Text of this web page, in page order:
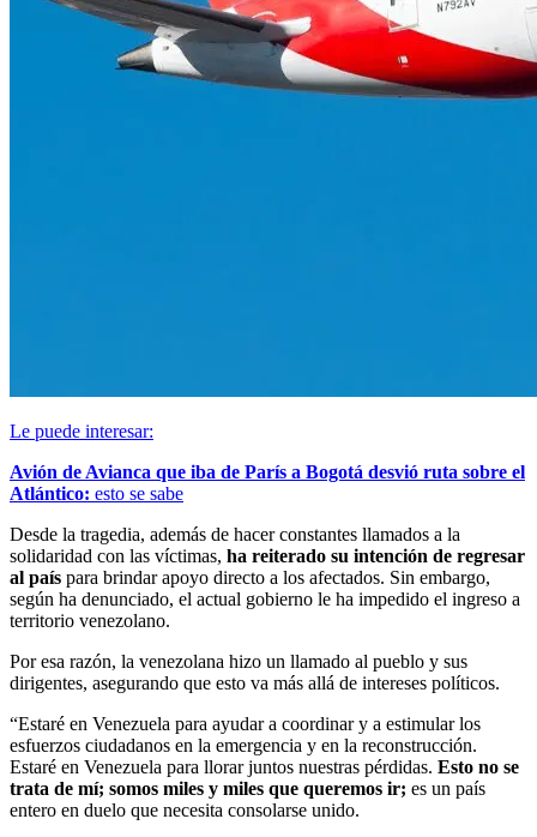
Le puede interesar:
Avión de Avianca que iba de París a Bogotá desvió ruta sobre el
Atlántico: esto se sabe
Desde la tragedia, además de hacer constantes llamados a la
solidaridad con las víctimas, ha reiterado su intención de regresar
al país para brindar apoyo directo a los afectados. Sin embargo,
según ha denunciado, el actual gobierno le ha impedido el ingreso a
territorio venezolano.
Por esa razón, la venezolana hizo un llamado al pueblo y sus
dirigentes, asegurando que esto va más allá de intereses políticos.
“Estaré en Venezuela para ayudar a coordinar y a estimular los
esfuerzos ciudadanos en la emergencia y en la reconstrucción.
Estaré en Venezuela para llorar juntos nuestras pérdidas. Esto no se
trata de mí; somos miles y miles que queremos ir; es un país
entero en duelo que necesita consolarse unido.